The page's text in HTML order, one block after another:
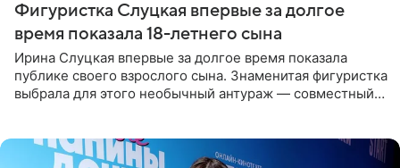
Фигуристка Слуцкая впервые за долгое
время показала 18-летнего сына
Ирина Слуцкая впервые за долгое время показала
публике своего взрослого сына. Знаменитая фигуристка
выбрала для этого необычный антураж — совместный